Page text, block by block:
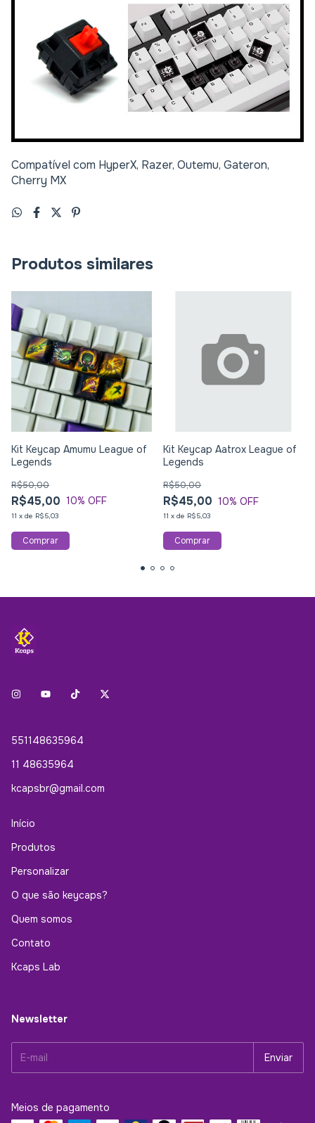
Compatível com HyperX, Razer, Outemu, Gateron,
Cherry MX
Produtos similares
Kit Keycap Amumu League of
Legends
R$45,00
R$50,00
10% OFF
11 x de R$5,03
Kit Keycap Aatrox League of
Legends
R$45,00
R$50,00
10% OFF
11 x de R$5,03
551148635964
11 48635964
kcapsbr@gmail.com
Início
Produtos
Personalizar
O que são keycaps?
Quem somos
Contato
Kcaps Lab
Newsletter
Meios de pagamento